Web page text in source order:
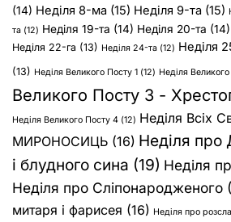
(14) Неділя 8-ма (15) Неділя 9-та (15)
та (12) Неділя 19-та (14) Неділя 20-та (14)
Неділя 22-га (13) Неділя 24-та (12) Неділя
(13) Неділя Великого Посту 1 (12) Неділя
Великого Посту 3 -
Неділя Великого Посту 4 (12) Неділя Всіх
МИРОНОСИЦЬ (16) Неділя про
і блудного сина (19) Неділя
Неділя про Сліпонародженого
митаря і фарисея (16) Неділя про